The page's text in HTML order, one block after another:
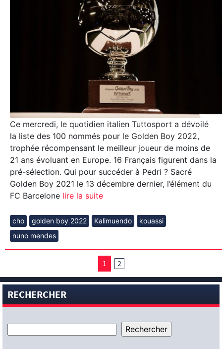
Ce mercredi, le quotidien italien Tuttosport a dévoilé
la liste des 100 nommés pour le Golden Boy 2022,
trophée récompensant le meilleur joueur de moins de
21 ans évoluant en Europe. 16 Français figurent dans la
pré-sélection. Qui pour succéder à Pedri ? Sacré
Golden Boy 2021 le 13 décembre dernier, l’élément du
FC Barcelone lire la suite
cho golden boy 2022 Kalimuendo
kouassi
nuno mendes
1 2
RECHERCHER